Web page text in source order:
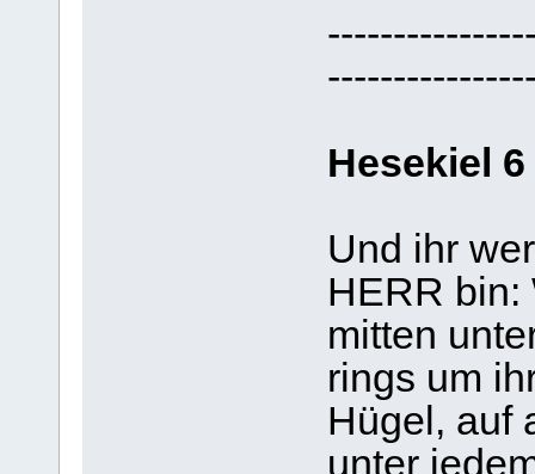
Hesekiel 6
Und ihr
HERR bin:
mitten
rings um
Hügel, auf
unter